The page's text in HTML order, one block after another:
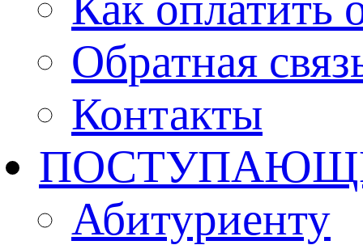
Обратная
Контакты
Абитуриенту